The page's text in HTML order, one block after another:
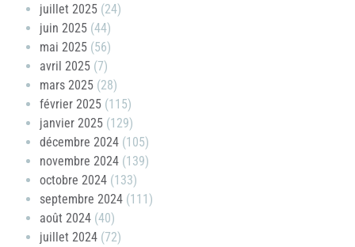
juillet 2025 (24)
juin 2025 (44)
mai 2025 (56)
avril 2025 (7)
mars 2025 (28)
février 2025 (115)
janvier 2025 (129)
décembre 2024 (105)
novembre 2024 (139)
octobre 2024 (133)
septembre 2024 (111)
août 2024 (40)
juillet 2024 (72)